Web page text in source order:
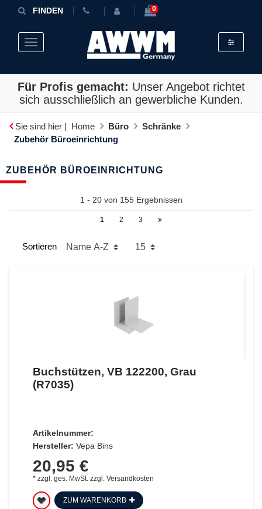
FINDEN 0
Toggle navigation Toggle
Für Profis gemacht: Unser Angebot richtet
sich ausschließlich an gewerbliche Kunden.
Sie sind hier | Home Büro
Schränke
Zubehör Büroeinrichtung
ZUBEHÖR BÜROEINRICHTUNG
1 - 20 von 155Ergebnissen
1 2 3
Sortieren
Buchstützen, VB 122200, Grau
(R7035)
Artikelnummer:
Hersteller: Vepa Bins
20,95 €
* zzgl. ges. MwSt.zzgl. Versandkosten
ZUM WARENKORB